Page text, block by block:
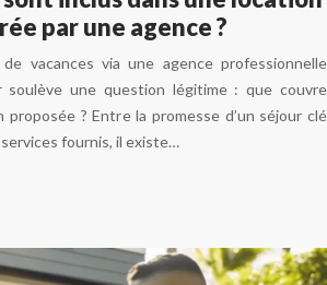
par une agence ?
vacances via une agence professionnelle
soulève une question légitime : que couvre
? Entre la promesse d’un séjour clé
fournis, il existe…